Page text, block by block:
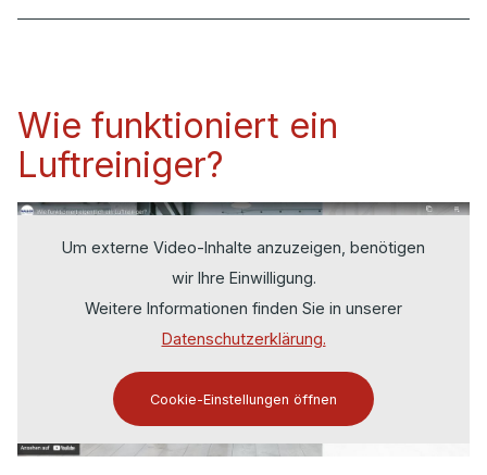
Wie funktioniert ein
Luftreiniger?
Um externe Video-Inhalte anzuzeigen, benötigen
wir Ihre Einwilligung.
Weitere Informationen finden Sie in unserer
Datenschutzerklärung.
Cookie-Einstellungen öffnen